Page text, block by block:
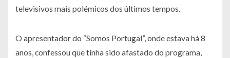
televisivos mais polémicos dos últimos tempos.
O apresentador do “Somos Portugal”, onde estava há 8
anos, confessou que tinha sido afastado do programa,